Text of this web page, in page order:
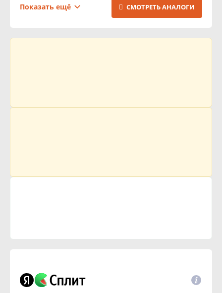
Поставка
Показать ещё СМОТРЕТЬ АНАЛОГИ